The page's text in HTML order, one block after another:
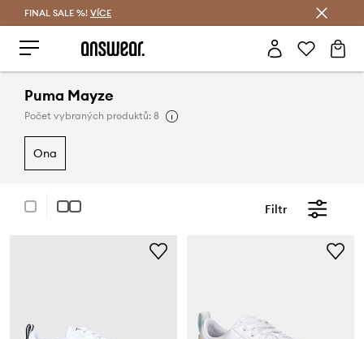
FINAL SALE %! VÍCE
Puma Mayze
Počet vybraných produktů: 8
ona
Filtr